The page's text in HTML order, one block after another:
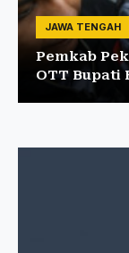
JAWA TENGAH
Pemkab
OTT Bupati